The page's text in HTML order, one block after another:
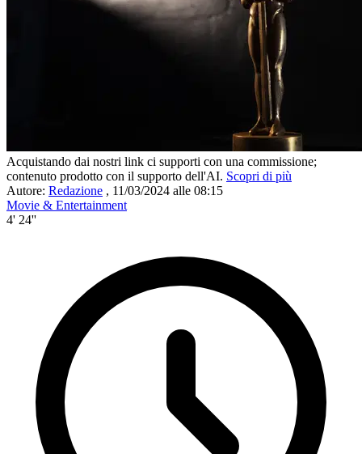
Acquistando dai nostri link ci supporti con una commissione;
contenuto prodotto con il supporto dell'AI. Scopri di più
Autore: Redazione , 11/03/2024 alle 08:15
Movie & Entertainment
4' 24''